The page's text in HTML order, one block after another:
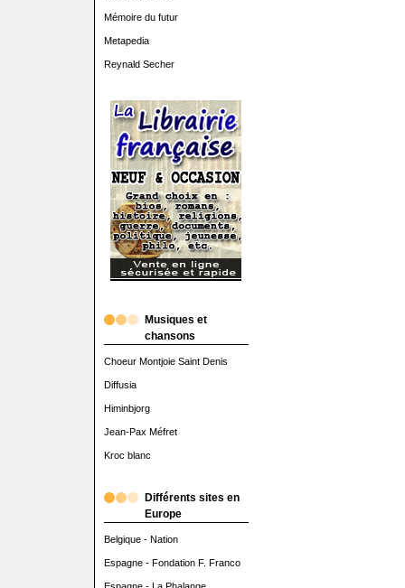
Mémoire du futur
Metapedia
Reynald Secher
Musiques et
chansons
Choeur Montjoie Saint Denis
Diffusia
Himinbjorg
Jean-Pax Méfret
Kroc blanc
Différents sites en
Europe
Belgique - Nation
Espagne - Fondation F. Franco